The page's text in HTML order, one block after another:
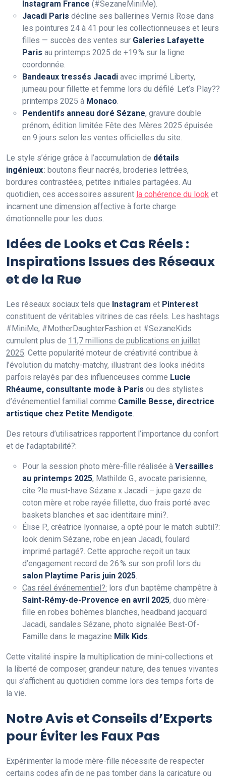
Instagram France (#SezaneMiniMe).
Jacadi Paris décline ses ballerines Vernis Rose dans
les pointures 24 à 41 pour les collectionneuses et leurs
filles — succès des ventes sur Galeries Lafayette
Paris au printemps 2025 de +19 % sur la ligne
coordonnée.
Bandeaux tressés Jacadi avec imprimé Liberty,
jumeau pour fillette et femme lors du défilé Let’s Play??
printemps 2025 à Monaco.
Pendentifs anneau doré Sézane, gravure double
prénom, édition limitée Fête des Mères 2025 épuisée
en 9 jours selon les ventes officielles du site.
Le style s’érige grâce à l’accumulation de détails
ingénieux: boutons fleur nacrés, broderies lettrées,
bordures contrastées, petites initiales partagées. Au
quotidien, ces accessoires assurent la cohérence du look et
incarnent une dimension affective à forte charge
émotionnelle pour les duos.
Idées de Looks et Cas Réels :
Inspirations Issues des Réseaux
et de la Rue
Les réseaux sociaux tels que Instagram et Pinterest
constituent de véritables vitrines de cas réels. Les hashtags
#MiniMe, #MotherDaughterFashion et #SezaneKids
cumulent plus de 11,7 millions de publications en juillet
2025. Cette popularité moteur de créativité contribue à
l’évolution du matchy-matchy, illustrant des looks inédits
parfois relayés par des influenceuses comme Lucie
Rhéaume, consultante mode à Paris ou des stylistes
d’événementiel familial comme Camille Besse, directrice
artistique chez Petite Mendigote.
Des retours d’utilisatrices rapportent l’importance du confort
et de l’adaptabilité?:
Pour la session photo mère-fille réalisée à Versailles
au printemps 2025, Mathilde G., avocate parisienne,
cite ?le must-have Sézane x Jacadi – jupe gaze de
coton mère et robe rayée fillette, duo frais porté avec
baskets blanches et sac identitaire mini?.
Élise P., créatrice lyonnaise, a opté pour le match subtil?:
look denim Sézane, robe en jean Jacadi, foulard
imprimé partagé?. Cette approche reçoit un taux
d’engagement record de 26 % sur son profil lors du
salon Playtime Paris juin 2025.
Cas réel événementiel?: lors d’un baptême champêtre à
Saint-Rémy-de-Provence en avril 2025, duo mère-
fille en robes bohèmes blanches, headband jacquard
Jacadi, sandales Sézane, photo signalée Best-Of-
Famille dans le magazine Milk Kids.
Cette vitalité inspire la multiplication de mini-collections et
la liberté de composer, grandeur nature, des tenues vivantes
qui s’affichent au quotidien comme lors des temps forts de
la vie.
Notre Avis et Conseils d’Experts
pour Éviter les Faux Pas
Expérimenter la mode mère-fille nécessite de respecter
certains codes afin de ne pas tomber dans la caricature ou